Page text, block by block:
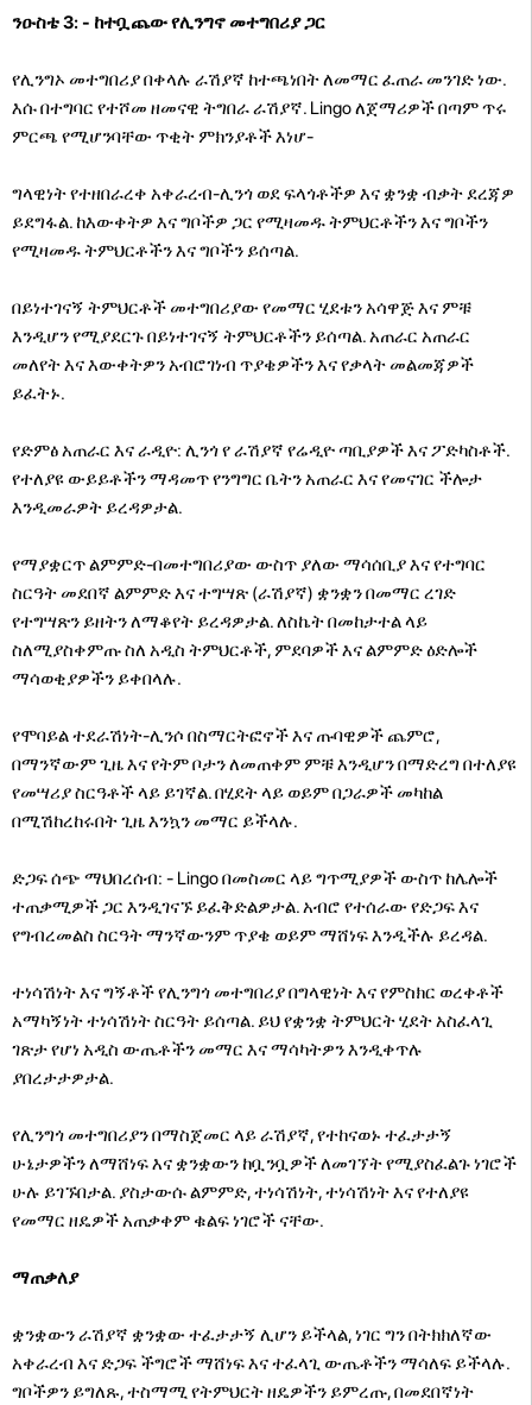
ንዑስቴ 3: - ከተቧጨው የሊንግኖ መተግበሪያ ጋር
የሊንግኦ መተግበሪያ በቀላሉ ራሽያኛ ከተጫነበት ለመማር ፈጠራ መንገድ ነው.
እሱ በተግባር የተሾመ ዘመናዊ ትግበራ ራሽያኛ. Lingo ለጀማሪዎች በጣም ጥሩ
ምርጫ የሚሆንባቸው ጥቂት ምክንያቶች እነሆ-
ግላዊነት የተዘበራረቀ አቀራረብ-ሊንጎ ወደ ፍላጎቶችዎ እና ቋንቋ ብቃት ደረጃዎ
ይደግፋል. ከእውቀትዎ እና ግቦችዎ ጋር የሚዛመዱ ትምህርቶችን እና ግቦችን
የሚዛመዱ ትምህርቶችን እና ግቦችን ይሰጣል.
በይነተገናኝ ትምህርቶች መተግበሪያው የመማር ሂደቱን አሳዋጅ እና ምቹ
እንዲሆን የሚያደርጉ በይነተገናኝ ትምህርቶችን ይሰጣል. አጠራር አጠራር
መለየት እና እውቀትዎን አብሮገነብ ጥያቄዎችን እና የቃላት መልመጃዎች
ይፈትኑ.
የድምፅ አጠራር እና ራዲዮ: ሊንጎ የ ራሽያኛ የሬዲዮ ጣቢያዎች እና ፖድካስቶች.
የተለያዩ ውይይቶችን ማዳመጥ የንግግር ቤትን አጠራር እና የመናገር ችሎታ
እንዲመራዎት ይረዳዎታል.
የማያቋርጥ ልምምድ-በመተግበሪያው ውስጥ ያለው ማሳሰቢያ እና የተግባር
ስርዓት መደበኛ ልምምድ እና ተግሣጽ (ራሽያኛ) ቋንቋን በመማር ረገድ
የተግሣጽን ይዘትን ለማቆየት ይረዳዎታል. ለስኬት በመከታተል ላይ
ስለሚያስቀምጡ ስለ አዲስ ትምህርቶች, ምደባዎች እና ልምምድ ዕድሎች
ማሳወቂያዎችን ይቀበላሉ.
የሞባይል ተደራሽነት-ሊንሶ በስማርትፎኖች እና ጡባዊዎች ጨምሮ,
በማንኛውም ጊዜ እና የትም ቦታን ለመጠቀም ምቹ እንዲሆን በማድረግ በተለያዩ
የመሣሪያ ስርዓቶች ላይ ይገኛል. በሂደት ላይ ወይም በጋራዎች መካከል
በሚሽከረከሩበት ጊዜ እንኳን መማር ይችላሉ.
ድጋፍ ሰጭ ማህበረሰብ: - Lingo በመስመር ላይ ግጥሚያዎች ውስጥ ከሌሎች
ተጠቃሚዎች ጋር እንዲገናኙ ይፈቅድልዎታል. አብሮ የተሰራው የድጋፍ እና
የግብረመልስ ስርዓት ማንኛውንም ጥያቄ ወይም ማሸነፍ እንዲችሉ ይረዳል.
ተነሳሽነት እና ግኝቶች የሊንግጎ መተግበሪያ በግላዊነት እና የምስክር ወረቀቶች
አማካኝነት ተነሳሽነት ስርዓት ይሰጣል. ይህ የቋንቋ ትምህርት ሂደት አስፈላጊ
ገጽታ የሆነ አዲስ ውጤቶችን መማር እና ማሳካትዎን እንዲቀጥሉ
ያበረታታዎታል.
የሊንግጎ መተግበሪያን በማስጀመር ላይ ራሽያኛ, የተከናወኑ ተፈታታኝ
ሁኔታዎችን ለማሸነፍ እና ቋንቋውን ከቧንቧዎች ለመገኘት የሚያስፈልጉ ነገሮች
ሁሉ ይገኙበታል. ያስታውሱ ልምምድ, ተነሳሽነት, ተነሳሽነት እና የተለያዩ
የመማር ዘዴዎች አጠቃቀም ቁልፍ ነገሮች ናቸው.
ማጠቃለያ
ቋንቋውን ራሽያኛ ቋንቋው ተፈታታኝ ሊሆን ይችላል, ነገር ግን በትክክለኛው
አቀራረብ እና ድጋፍ ችግሮች ማሸነፍ እና ተፈላጊ ውጤቶችን ማሳለፍ ይችላሉ.
ግቦችዎን ይግለጹ, ተስማሚ የትምህርት ዘዴዎችን ይምረጡ, በመደበኛነት